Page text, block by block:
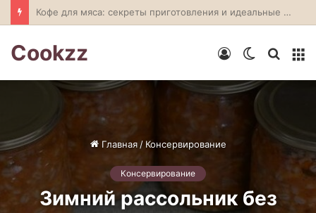
Ложка меда: секрет идеального томатного супа
Cookzz
Switch
Войти
Главная / Консервирование
Консервирование
Зимний рассольник без